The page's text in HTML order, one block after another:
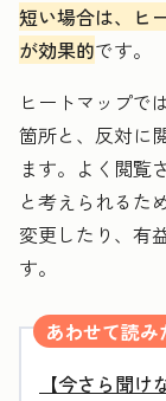
短い場合は、ヒ
が効果的です。
ヒートマップで
箇所と、反対に
ます。よく閲覧
と考えられるた
変更したり、有
す。
あわせて読み
【今さら聞